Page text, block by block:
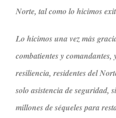
Norte, tal como lo hicimos
Lo hicimos una vez más
combatientes y
resiliencia, residentes del
solo asistencia de seguridad,
millones de séqueles para